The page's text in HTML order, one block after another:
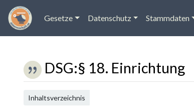
Gesetze Datenschutz Stammdaten
DSG:§ 18. Einrichtung
Wechseln zu:Navigation
Inhaltsverzeichnis